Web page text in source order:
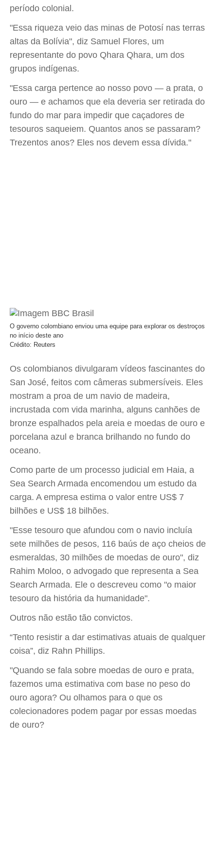
período colonial.
"Essa riqueza veio das minas de Potosí nas terras
altas da Bolívia", diz Samuel Flores, um
representante do povo Qhara Qhara, um dos
grupos indígenas.
"Essa carga pertence ao nosso povo — a prata, o
ouro — e achamos que ela deveria ser retirada do
fundo do mar para impedir que caçadores de
tesouros saqueiem. Quantos anos se passaram?
Trezentos anos? Eles nos devem essa dívida."
O governo colombiano enviou uma equipe para explorar os destroços
no início deste ano
Crédito: Reuters
Os colombianos divulgaram vídeos fascinantes do
San José, feitos com câmeras submersíveis. Eles
mostram a proa de um navio de madeira,
incrustada com vida marinha, alguns canhões de
bronze espalhados pela areia e moedas de ouro e
porcelana azul e branca brilhando no fundo do
oceano.
Como parte de um processo judicial em Haia, a
Sea Search Armada encomendou um estudo da
carga. A empresa estima o valor entre US$ 7
bilhões e US$ 18 bilhões.
"Esse tesouro que afundou com o navio incluía
sete milhões de pesos, 116 baús de aço cheios de
esmeraldas, 30 milhões de moedas de ouro", diz
Rahim Moloo, o advogado que representa a Sea
Search Armada. Ele o descreveu como "o maior
tesouro da história da humanidade".
Outros não estão tão convictos.
“Tento resistir a dar estimativas atuais de qualquer
coisa”, diz Rahn Phillips.
"Quando se fala sobre moedas de ouro e prata,
fazemos uma estimativa com base no peso do
ouro agora? Ou olhamos para o que os
colecionadores podem pagar por essas moedas
de ouro?